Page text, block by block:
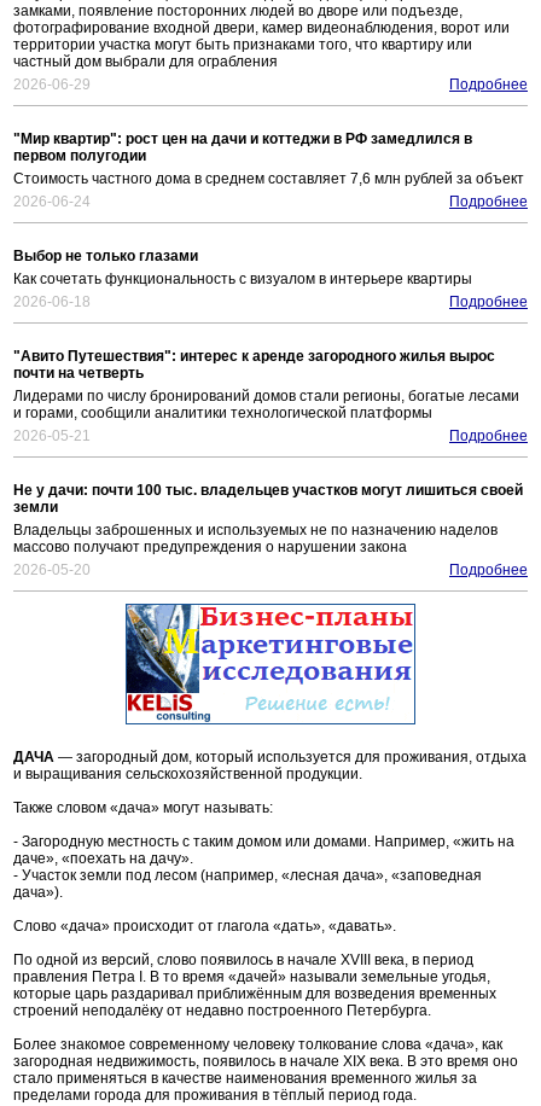
замками, появление посторонних людей во дворе или подъезде,
фотографирование входной двери, камер видеонаблюдения, ворот или
территории участка могут быть признаками того, что квартиру или
частный дом выбрали для ограбления
2026-06-29
Подробнее
"Мир квартир": рост цен на дачи и коттеджи в РФ замедлился в
первом полугодии
Стоимость частного дома в среднем составляет 7,6 млн рублей за объект
2026-06-24
Подробнее
Выбор не только глазами
Как сочетать функциональность с визуалом в интерьере квартиры
2026-06-18
Подробнее
"Авито Путешествия": интерес к аренде загородного жилья вырос
почти на четверть
Лидерами по числу бронирований домов стали регионы, богатые лесами
и горами, сообщили аналитики технологической платформы
2026-05-21
Подробнее
Не у дачи: почти 100 тыс. владельцев участков могут лишиться своей
земли
Владельцы заброшенных и используемых не по назначению наделов
массово получают предупреждения о нарушении закона
2026-05-20
Подробнее
ДАЧА — загородный дом, который используется для проживания, отдыха
и выращивания сельскохозяйственной продукции.
Также словом «дача» могут называть:
- Загородную местность с таким домом или домами. Например, «жить на
даче», «поехать на дачу».
- Участок земли под лесом (например, «лесная дача», «заповедная
дача»).
Слово «дача» происходит от глагола «дать», «давать».
По одной из версий, слово появилось в начале XVIII века, в период
правления Петра I. В то время «дачей» называли земельные угодья,
которые царь раздаривал приближённым для возведения временных
строений неподалёку от недавно построенного Петербурга.
Более знакомое современному человеку толкование слова «дача», как
загородная недвижимость, появилось в начале XIX века. В это время оно
стало применяться в качестве наименования временного жилья за
пределами города для проживания в тёплый период года.